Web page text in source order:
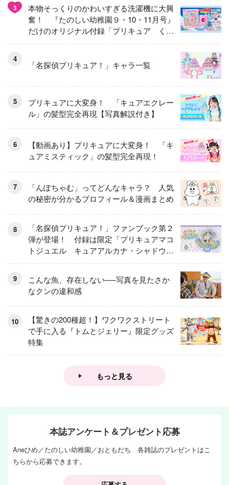
3
本物そっくりのかわいすぎる洗濯機に大興
奮！ 『たのしい幼稚園９・10・11月号』
だけのオリジナル付録「プリキュア くる
くるせんたくき」
「名探偵プリキュア！」キャラ一覧
プリキュアに大変身！ 「キュアエクレー
ル」の髪型完全再現【写真解説付き】
【動画あり】プリキュアに大変身！ 「キ
ュアミスティック」の髪型完全再現！
「んぽちゃむ」ってどんなキャラ？ 人気
の秘密が分かるプロフィール＆漫画まとめ
「名探偵プリキュア！」ファンブック第２
弾が登場！ 付録は限定「プリキュアマコ
トジュエル キュアアルカナ・シャドウ
アイスver.」 キュアエクレールを大特
こんな魚、存在しない──写真を見たさか
なクンの違和感
【驚きの200種超！】ワクワクストリート
で手に入る『トムとジェリー』限定グッズ
特集
もっと見る
本誌アンケート＆プレゼント応募
Aneひめ／たのしい幼稚園／おともだち 各雑誌のプレゼントはこ
ちらから応募できます。